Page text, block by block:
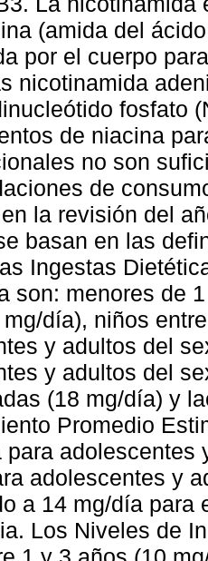
(amida del
por el cuerpo
nicotinamida
fosfato
de niacina
no son
de
la revisión del
basan en las
Ingestas
son: menores de
día), niños
y adultos del
y adultos del
(18 mg/día) y
Promedio
para
adolescentes y
a 14 mg/día para
Los Niveles de